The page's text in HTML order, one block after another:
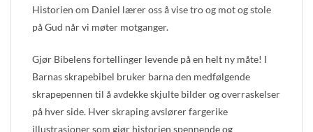
Historien om Daniel lærer oss å vise tro og mot og stole
på Gud når vi møter motganger.
Gjør Bibelens fortellinger levende på en helt ny måte! I
Barnas skrapebibel bruker barna den medfølgende
skrapepennen til å avdekke skjulte bilder og overraskelser
på hver side. Hver skraping avslører fargerike
illustrasjoner som gjør historien spennende og